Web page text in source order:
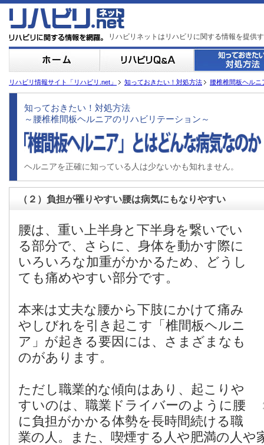
リハビリネットはリハビリに関する情報を提供
リハビリ情報サイト「リハビリ.net」 知っておきたい！対処方法 腰椎椎間板ヘル
知っておきたい！対処方法
～腰椎椎間板ヘルニアのリハビリテーション～
ヘルニアを正確に知っている人は少ないかも知れません。
（２）負担が罹りやすい腰は病気にもなりやすい
腰は、重い上半身と下半身を繋いでい
る部分で、さらに、身体を動かす際に
いろいろな加重がかかるため、どうし
ても痛めやすい部分です。
本来は丈夫な腰から下肢にかけて痛み
やしびれを引き起こす「椎間板ヘルニ
ア」が起きる要因には、さまざまなも
のがあります。
ただし職業的な傾向はあり、起こりや
すいのは、職業ドライバーのように腰
に負担がかかる体勢を長時間続ける職
業の人。また、喫煙する人や肥満の人や